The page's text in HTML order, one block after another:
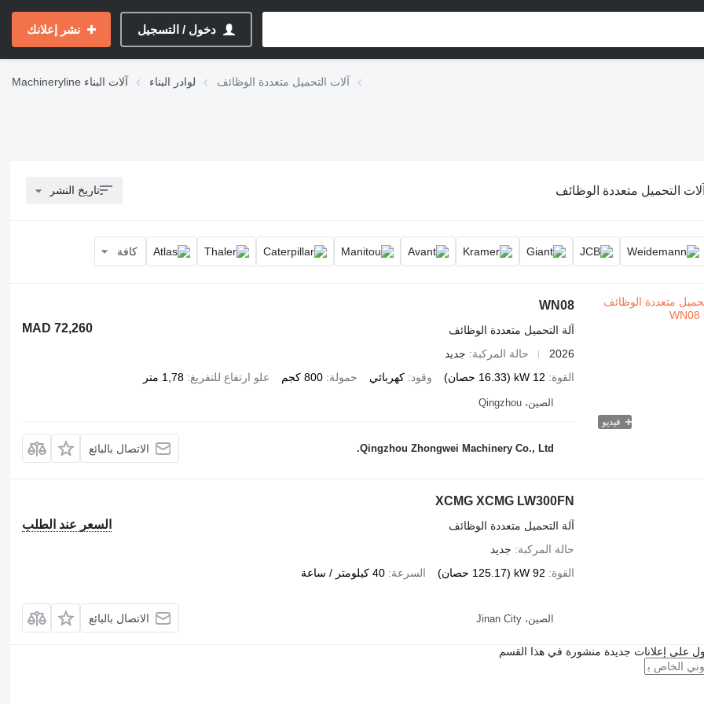
دخول / التسجيل نشر إعلانك
Machineryline آلات البناء لوادر البناء آلات التحميل متعددة الوظائف
آلات التحميل متعددة الوظائف تاريخ النشر
كافة
فيديو
WN08
MAD 72,260
آلة التحميل متعددة الوظائف
2026
حالة المركبة
جديد
القوة
12 kW (16.33 حصان) وقود كهربائي حمولة 800 كجم علو ارتفاع للتفريغ 1,78 متر
الصين، Qingzhou
Qingzhou Zhongwei Machinery Co., Ltd. الاتصال بالبائع
XCMG XCMG LW300FN
السعر عند الطلب
آلة التحميل متعددة الوظائف
حالة المركبة
جديد
القوة
92 kW (125.17 حصان) السرعة 40 كيلومتر / ساعة
الصين، Jinan City الاتصال بالبائع
على إعلانات جديدة منشورة في هذا القسم